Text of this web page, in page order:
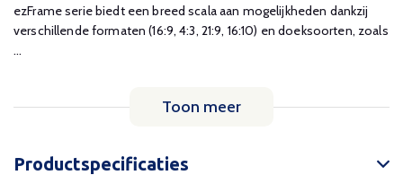
ezFrame serie biedt een breed scala aan mogelijkheden dankzij
verschillende formaten (16:9, 4:3, 21:9, 16:10) en doeksoorten, zoals
...
Toon meer
Productspecificaties